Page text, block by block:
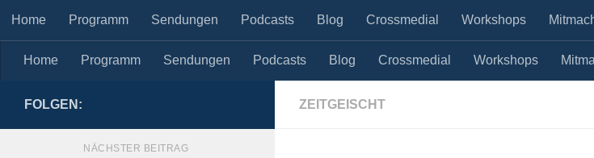
Skip to content
Home Programm Sendungen Podcasts Blog Crossmedial Workshops
Home Programm Sendungen Podcasts Blog Crossmedial Workshops
ZEITGEISCHT
FOLGEN:
NÄCHSTER BEITRAG